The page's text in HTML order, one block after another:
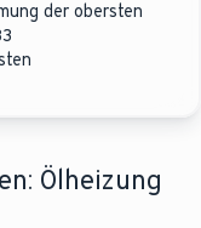
der obersten
Ölheizung